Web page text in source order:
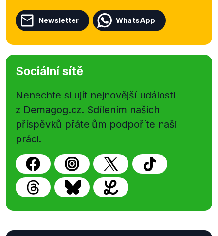
Newsletter WhatsApp
Sociální sítě
Nenechte si ujít nejnovější události
z Demagog.cz. Sdílením našich
příspěvků přátelům podpoříte naši
práci.